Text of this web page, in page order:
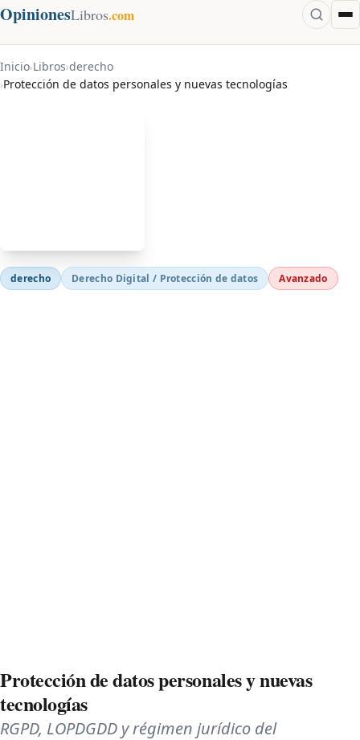
OpinionesLibros.com
Inicio›Libros›derecho
›Protección de datos personales y nuevas tecnologías
derecho Derecho Digital / Protección de datos Avanzado
Protección de datos personales y nuevas
tecnologías
RGPD, LOPDGDD y régimen jurídico del